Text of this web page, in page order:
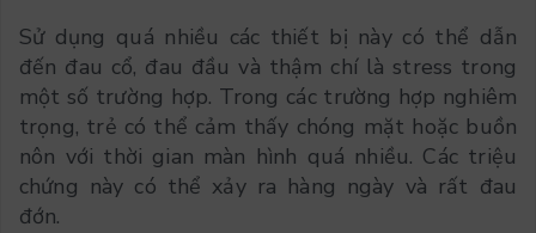
Sử dụng quá nhiều các thiết bị này có thể dẫn
đến đau cổ, đau đầu và thậm chí là stress trong
một số trường hợp. Trong các trường hợp nghiêm
trọng, trẻ có thể cảm thấy chóng mặt hoặc buồn
nôn với thời gian màn hình quá nhiều. Các triệu
chứng này có thể xảy ra hàng ngày và rất đau
đớn.